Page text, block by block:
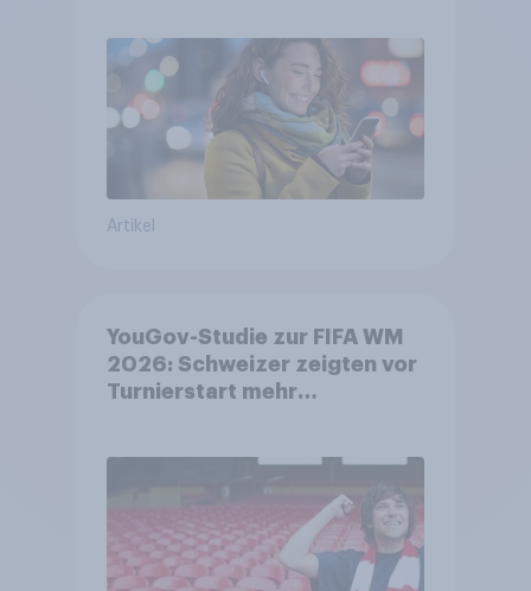
Artikel
YouGov-Studie zur FIFA WM
2026: Schweizer zeigten vor
Turnierstart mehr